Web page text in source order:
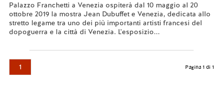
Palazzo Franchetti a Venezia ospiterà dal 10 maggio al 20
ottobre 2019 la mostra Jean Dubuffet e Venezia, dedicata allo
stretto legame tra uno dei più importanti artisti francesi del
dopoguerra e la città di Venezia. L'esposizio...
1 Pagina 1 di 1